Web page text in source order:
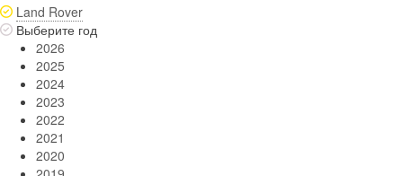
Land Rover
Выберите год
2026
2025
2024
2023
2022
2021
2020